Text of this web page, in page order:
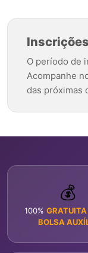
O período de
Acompanhe
das próximas
💰
100% GRATUITA
BOLSA